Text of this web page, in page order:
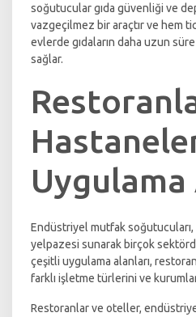
soğutucular gıda güvenliği ve
vazgeçilmez bir araçtır ve hem
evlerde gıdaların daha uzun
sağlar.
Uygulama
Endüstriyel mutfak
yelpazesi sunarak birçok
çeşitli uygulama alanları,
farklı işletme türlerini ve
Restoranlar ve oteller,